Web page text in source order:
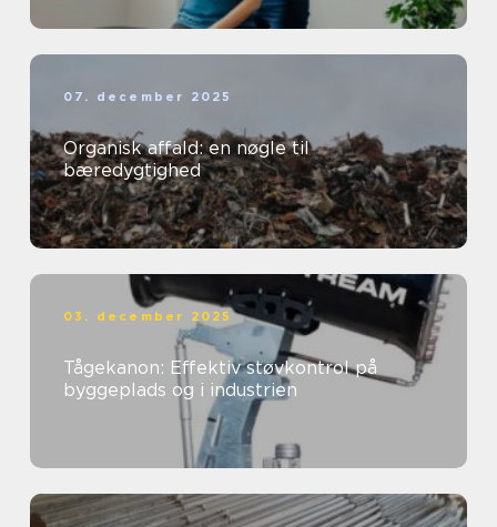
07. december 2025
Organisk affald: en nøgle til
bæredygtighed
03. december 2025
Tågekanon: Effektiv støvkontrol på
byggeplads og i industrien